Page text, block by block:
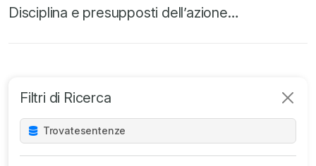
Disciplina e presupposti dell’azione…
Filtri di Ricerca
Trovatesentenze